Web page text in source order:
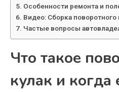
Особенности ремонта и
Видео: Сборка поворотного
Частые вопросы
Что такое
кулак и когда